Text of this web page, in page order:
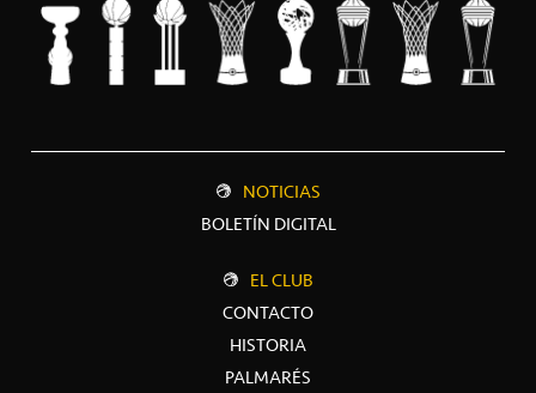
NOTICIAS
BOLETÍN DIGITAL
EL CLUB
CONTACTO
HISTORIA
PALMARÉS